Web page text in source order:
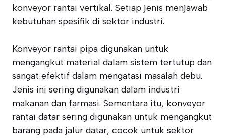
konveyor rantai vertikal. Setiap jenis menjawab
kebutuhan spesifik di sektor industri.
Konveyor rantai pipa digunakan untuk
mengangkut material dalam sistem tertutup dan
sangat efektif dalam mengatasi masalah debu.
Jenis ini sering digunakan dalam industri
makanan dan farmasi. Sementara itu, konveyor
rantai datar sering digunakan untuk mengangkut
barang pada jalur datar, cocok untuk sektor